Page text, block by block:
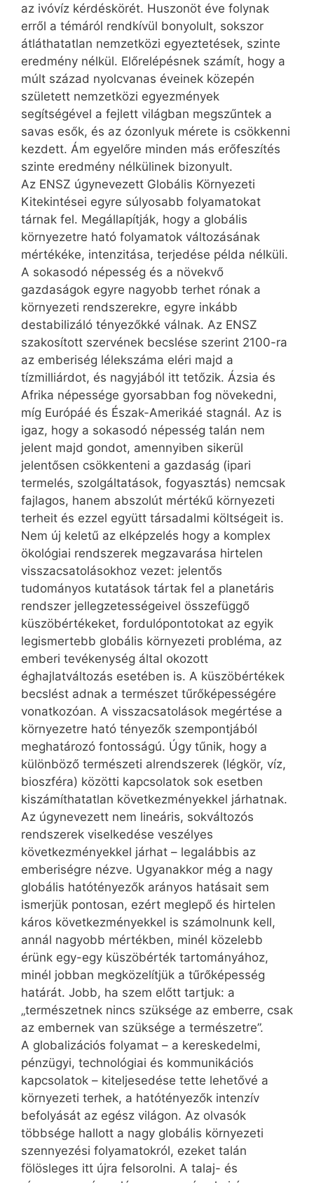
az ivóvíz kérdéskörét. Huszonöt éve folynak
erről a témáról rendkívül bonyolult, sokszor
átláthatatlan nemzetközi egyeztetések, szinte
eredmény nélkül. Előrelépésnek számít, hogy a
múlt század nyolcvanas éveinek közepén
született nemzetközi egyezmények
segítségével a fejlett világban megszűntek a
savas esők, és az ózonlyuk mérete is csökkenni
kezdett. Ám egyelőre minden más erőfeszítés
szinte eredmény nélkülinek bizonyult.
Az ENSZ úgynevezett Globális Környezeti
Kitekintései egyre súlyosabb folyamatokat
tárnak fel. Megállapítják, hogy a globális
környezetre ható folyamatok változásának
mértékéke, intenzitása, terjedése példa nélküli.
A sokasodó népesség és a növekvő
gazdaságok egyre nagyobb terhet rónak a
környezeti rendszerekre, egyre inkább
destabilizáló tényezőkké válnak. Az ENSZ
szakosított szervének becslése szerint 2100-ra
az emberiség lélekszáma eléri majd a
tízmilliárdot, és nagyjából itt tetőzik. Ázsia és
Afrika népessége gyorsabban fog növekedni,
míg Európáé és Észak-Amerikáé stagnál. Az is
igaz, hogy a sokasodó népesség talán nem
jelent majd gondot, amennyiben sikerül
jelentősen csökkenteni a gazdaság (ipari
termelés, szolgáltatások, fogyasztás) nemcsak
fajlagos, hanem abszolút mértékű környezeti
terheit és ezzel együtt társadalmi költségeit is.
Nem új keletű az elképzelés hogy a komplex
ökológiai rendszerek megzavarása hirtelen
visszacsatolásokhoz vezet: jelentős
tudományos kutatások tártak fel a planetáris
rendszer jellegzetességeivel összefüggő
küszöbértékeket, fordulópontotokat az egyik
legismertebb globális környezeti probléma, az
emberi tevékenység által okozott
éghajlatváltozás esetében is. A küszöbértékek
becslést adnak a természet tűrőképességére
vonatkozóan. A visszacsatolások megértése a
környezetre ható tényezők szempontjából
meghatározó fontosságú. Úgy tűnik, hogy a
különböző természeti alrendszerek (légkör, víz,
bioszféra) közötti kapcsolatok sok esetben
kiszámíthatatlan következményekkel járhatnak.
Az úgynevezett nem lineáris, sokváltozós
rendszerek viselkedése veszélyes
következményekkel járhat – legalábbis az
emberiségre nézve. Ugyanakkor még a nagy
globális hatótényezők arányos hatásait sem
ismerjük pontosan, ezért meglepő és hirtelen
káros következményekkel is számolnunk kell,
annál nagyobb mértékben, minél közelebb
érünk egy-egy küszöbérték tartományához,
minél jobban megközelítjük a tűrőképesség
határát. Jobb, ha szem előtt tartjuk: a
„természetnek nincs szüksége az emberre, csak
az embernek van szüksége a természetre”.
A globalizációs folyamat – a kereskedelmi,
pénzügyi, technológiai és kommunikációs
kapcsolatok – kiteljesedése tette lehetővé a
környezeti terhek, a hatótényezők intenzív
befolyását az egész világon. Az olvasók
többsége hallott a nagy globális környezeti
szennyezési folyamatokról, ezeket talán
fölösleges itt újra felsorolni. A talaj- és